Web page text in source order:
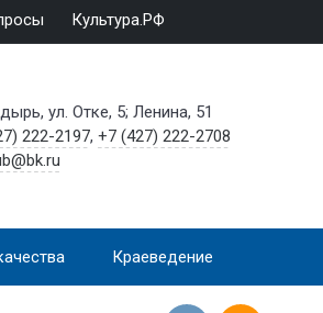
Культура.РФ
ул. Отке, 5; Ленина, 51
222-2197,+7 (427) 222-2708
Краеведение